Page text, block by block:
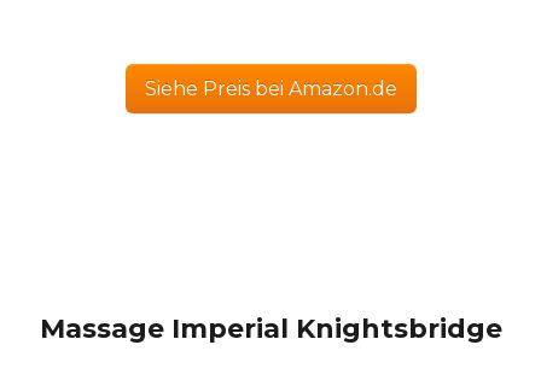
Siehe Preis bei Amazon.de
Massage Imperial Knightsbridge